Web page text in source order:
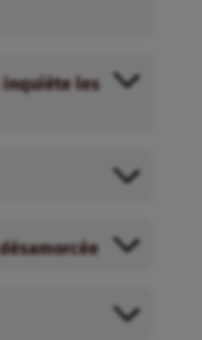
inquiète les